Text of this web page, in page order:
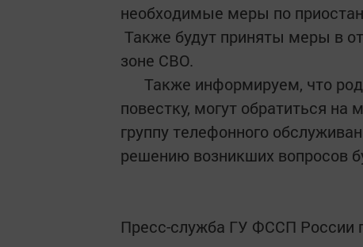
необходимые меры по
Также будут приняты меры в
зоне СВО.
Также информируем, что
повестку, могут обратиться на
группу телефонного
решению возникших вопросов
Пресс-служба ГУ ФССП России